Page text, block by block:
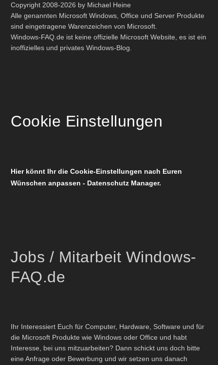
Copyright 2008-2026 by Michael Heine
Alle genannten Microsoft Windows, Office und Server Produkte
sind eingetragene Warenzeichen von Microsoft.
Windows-FAQ.de ist keine offizielle Microsoft Website, es ist ein
inoffizielles und privates Windows-Blog.
Cookie Einstellungen
Hier könnt Ihr die Cookie-Einstellungen nach Euren
Wünschen anpassen - Datenschutz Manager.
Jobs / Mitarbeit Windows-
FAQ.de
Ihr Interessiert Euch für Computer, Hardware, Software und für
die Microsoft Produkte wie Windows oder Office und habt
Interesse, bei uns mitzuarbeiten? Dann schickt uns doch bitte
eine Anfrage oder Bewerbung und wir setzen uns danach